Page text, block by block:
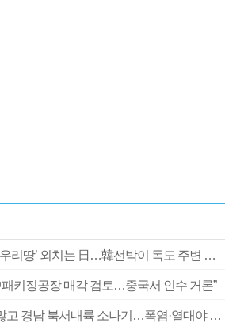
[속보] 여전히 ‘독도는 우리땅’ 외치는 日…韓선박이 독도 주변 해양조사 활동하자 반발
패키징공장 매각 검토…중국서 인수 거론”
부산 울산 경남 구름 많고 경남 북서내륙 소나기…폭염·열대야 계속